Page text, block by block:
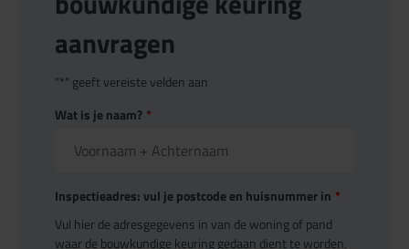
aanvragen
"*" geeft vereiste velden aan
Wat is je naam? *
Inspectieadres: vul je postcode en huisnummer in *
Vul hier de adresgegevens in van de woning of pand
waar de bouwkundige keuring gedaan dient te worden.